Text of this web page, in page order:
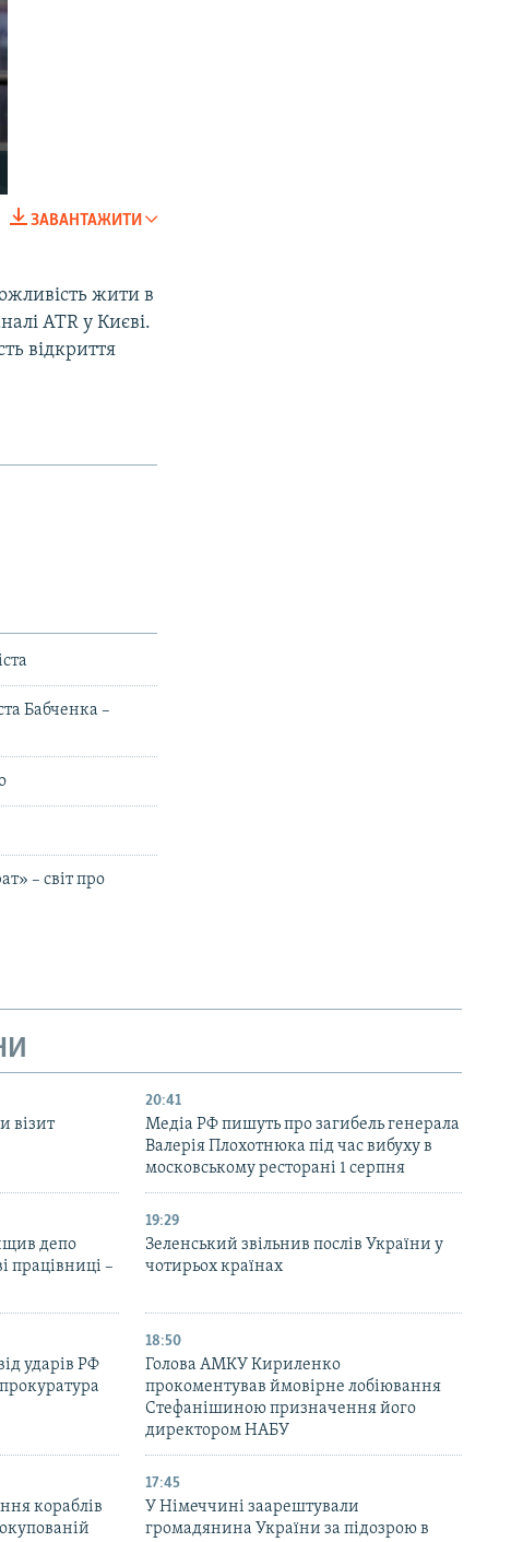
ЗАВАНТАЖИТИ
жити в
ATR у Києві.
відкриття
Бабченка –
– світ про
візит
20:41
Медіа РФ пишуть про загибель генерала
Валерія Плохотнюка під час вибуху в
московському ресторані 1 серпня
депо
працівниці –
19:29
Зеленський звільнив послів України у
чотирьох країнах
ударів РФ
18:50
Голова АМКУ Кириленко
прокоментував ймовірне лобіювання
Стефанішиною призначення його
директором НАБУ
кораблів
17:45
У Німеччині заарештували
громадянина України за підозрою в